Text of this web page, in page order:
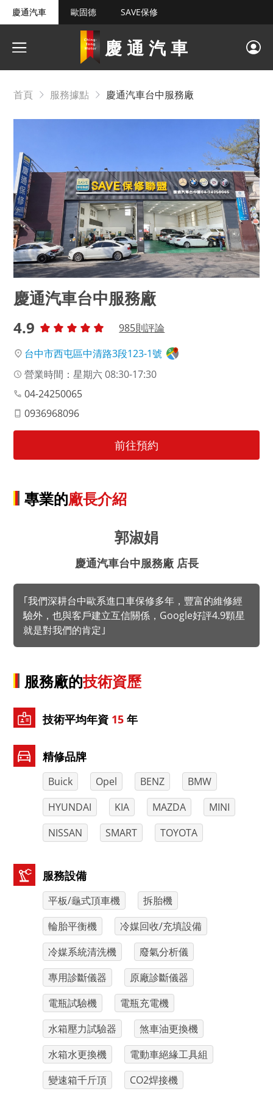
慶通汽車 歐固德 SAVE保修
慶通汽車
首頁 服務據點 慶通汽車台中服務廠
慶通汽車台中服務廠
4.9 985則評論
台中市西屯區中清路3段123-1號
營業時間：星期六 08:30-17:30
04-24250065
0936968096
前往預約
專業的廠長介紹
郭淑娟
慶通汽車台中服務廠 店長
｢我們深耕台中歐系進口車保修多年，豐富的維修經
驗外，也與客戶建立互信關係，Google好評4.9顆星
就是對我們的肯定｣
服務廠的技術資歷
技術平均年資 15 年
精修品牌
Buick Opel BENZ
BMW
HYUNDAI
KIA MAZDA
MINI
NISSAN
SMART TOYOTA
服務設備
平板/龜式頂車機
拆胎機
輪胎平衡機
冷媒回收/充填設備
冷媒系統清洗機
廢氣分析儀
專用診斷儀器
原廠診斷儀器
電瓶試驗機
電瓶充電機
水箱壓力試驗器
煞車油更換機
水箱水更換機
電動車絕緣工具組
變速箱千斤頂
CO2焊接機